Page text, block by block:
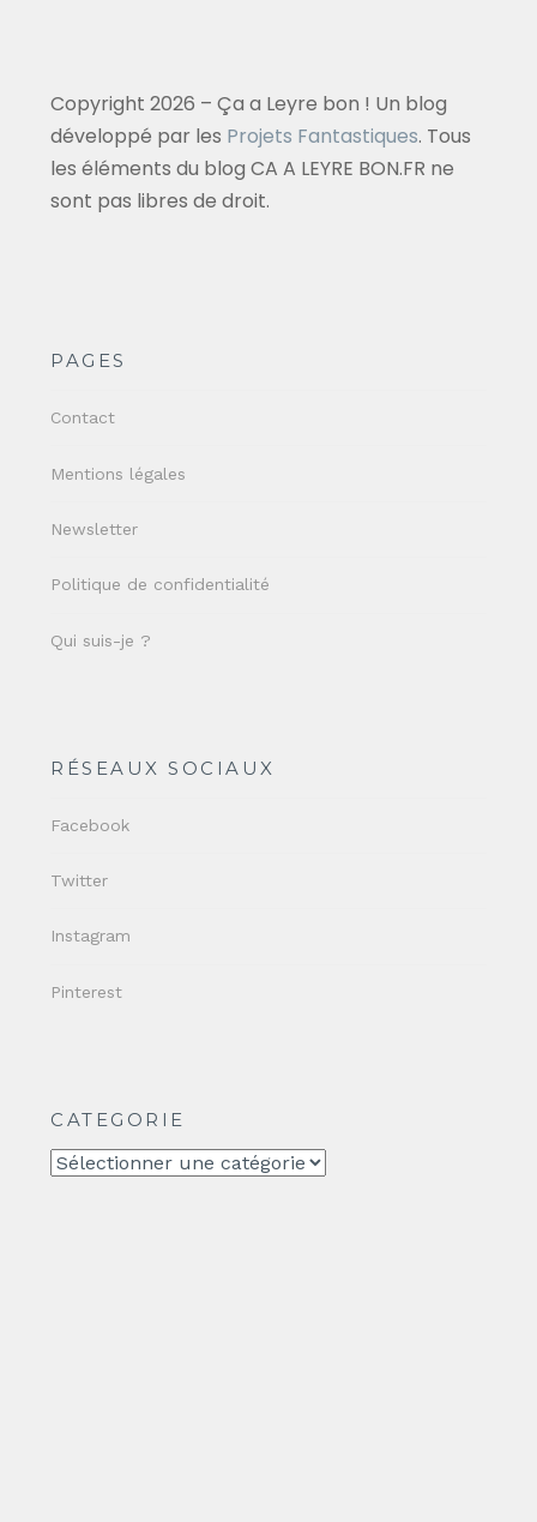
Copyright 2026 – Ça a Leyre bon ! Un blog
développé par les Projets Fantastiques. Tous
les éléments du blog CA A LEYRE BON.FR ne
sont pas libres de droit.
PAGES
Contact
Mentions légales
Newsletter
Politique de confidentialité
Qui suis-je ?
RÉSEAUX SOCIAUX
Facebook
Twitter
Instagram
Pinterest
CATEGORIE
CATEGORIE